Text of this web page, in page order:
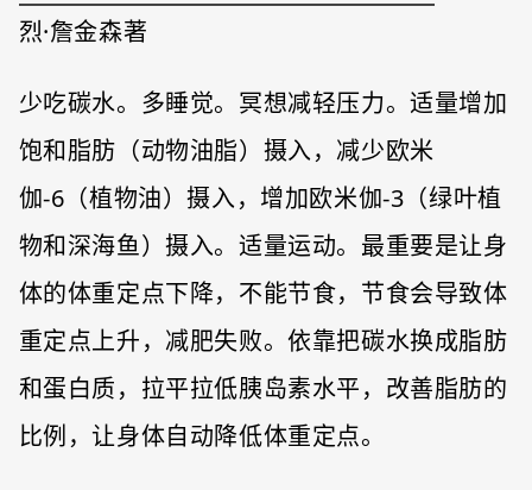
烈·詹金森著
少吃碳水。多睡觉。冥想减轻压力。适量增加
饱和脂肪（动物油脂）摄入，减少欧米
伽-6（植物油）摄入，增加欧米伽-3（绿叶植
物和深海鱼）摄入。适量运动。最重要是让身
体的体重定点下降，不能节食，节食会导致体
重定点上升，减肥失败。依靠把碳水换成脂肪
和蛋白质，拉平拉低胰岛素水平，改善脂肪的
比例，让身体自动降低体重定点。